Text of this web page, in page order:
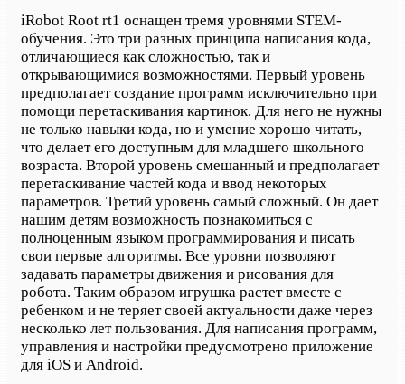
iRobot Root rt1 оснащен тремя уровнями STEM-
обучения. Это три разных принципа написания кода,
отличающиеся как сложностью, так и
открывающимися возможностями. Первый уровень
предполагает создание программ исключительно при
помощи перетаскивания картинок. Для него не нужны
не только навыки кода, но и умение хорошо читать,
что делает его доступным для младшего школьного
возраста. Второй уровень смешанный и предполагает
перетаскивание частей кода и ввод некоторых
параметров. Третий уровень самый сложный. Он дает
нашим детям возможность познакомиться с
полноценным языком программирования и писать
свои первые алгоритмы. Все уровни позволяют
задавать параметры движения и рисования для
робота. Таким образом игрушка растет вместе с
ребенком и не теряет своей актуальности даже через
несколько лет пользования. Для написания программ,
управления и настройки предусмотрено приложение
для iOS и Android.